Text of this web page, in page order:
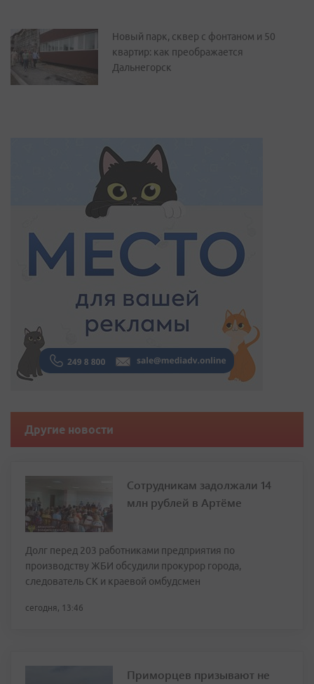
Новый парк, сквер с фонтаном и 50
квартир: как преображается
Дальнегорск
Другие новости
Сотрудникам задолжали 14
млн рублей в Артёме
Долг перед 203 работниками предприятия по
производству ЖБИ обсудили прокурор города,
следователь СК и краевой омбудсмен
сегодня, 13:46
Приморцев призывают не